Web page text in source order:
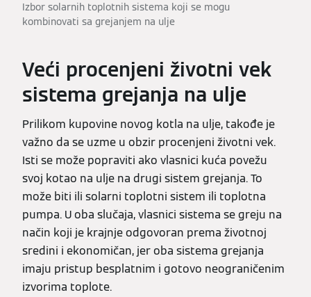
Izbor solarnih toplotnih sistema koji se mogu
kombinovati sa grejanjem na ulje
Veći procenjeni životni vek
sistema grejanja na ulje
Prilikom kupovine novog kotla na ulje, takođe je
važno da se uzme u obzir procenjeni životni vek.
Isti se može popraviti ako vlasnici kuća povežu
svoj kotao na ulje na drugi sistem grejanja. To
može biti ili solarni toplotni sistem ili toplotna
pumpa. U oba slučaja, vlasnici sistema se greju na
način koji je krajnje odgovoran prema životnoj
sredini i ekonomičan, jer oba sistema grejanja
imaju pristup besplatnim i gotovo neograničenim
izvorima toplote.